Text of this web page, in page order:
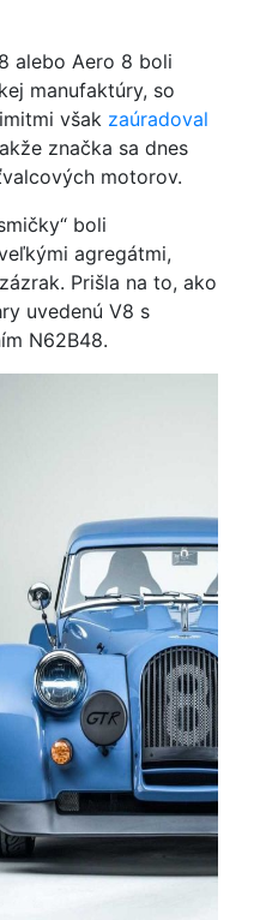
alebo Aero 8 boli
manufaktúry, so
však zaúradoval
značka sa dnes
motorov.
boli
agregátmi,
Prišla na to, ako
uvedenú V8 s
N62B48.